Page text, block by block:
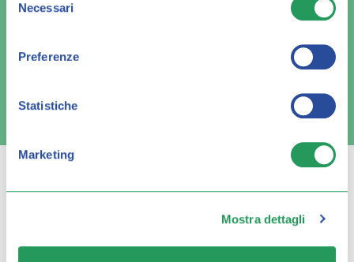
delNecessari
Preferenze
Statistiche
Marketing
Mostra dettagli
Pagamenti sicuri